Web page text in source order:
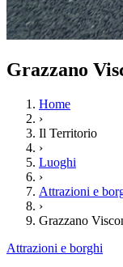
Grazzano
Home
›
Il Territorio
›
Luoghi
›
Attrazioni e
›
Grazzano
Attrazioni e borghi